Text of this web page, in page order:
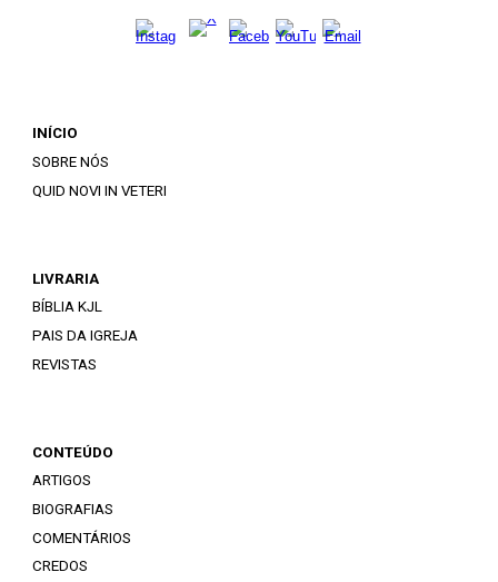
INÍCIO
SOBRE NÓS
QUID NOVI IN VETERI
LIVRARIA
BÍBLIA KJL
PAIS DA IGREJA
REVISTAS
CONTEÚDO
ARTIGOS
BIOGRAFIAS
COMENTÁRIOS
CREDOS